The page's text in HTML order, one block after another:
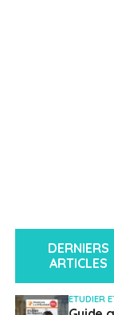
DERNIERS
ARTICLES
ETUDIER